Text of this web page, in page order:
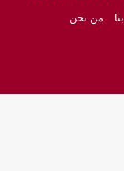
من نحن
نيوز